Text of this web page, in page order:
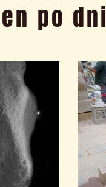
po dni